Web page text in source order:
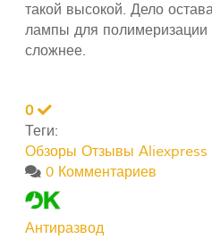
такой высокой. Дело
лампы для полимеризации
сложнее.
0
Теги:
Обзоры Отзывы Aliexpress
0 Комментариев
Антиразвод